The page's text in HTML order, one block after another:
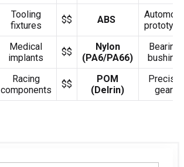
Tooling
fixtures
$$ ​ABS
Medical
implants
$$
Nylon
(PA6/PA66)
Racing
components
$$
​POM
(Delrin)
gears